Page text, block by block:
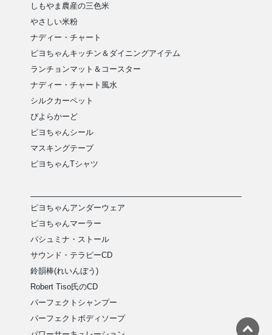
しもやま農産の三色米
やさしい米粉
ナディー・チャート
ピヨちゃんキッチン＆ダイニングアイテム
ランチョンマット＆コースター
ナディー・チャート風水
シルクカーペット
ぴよらかーど
ピヨちゃんシール
マスキングテープ
ピヨちゃんTシャツ
ピヨちゃんアンダーウェア
ピヨちゃんマーラー
パシュミナ・ストール
サウンド・テラピーCD
鈴韻棒(れいんぼう)
Robert Tiso氏のCD
パーフェクトシャンプー
パーフェクトボディソープ